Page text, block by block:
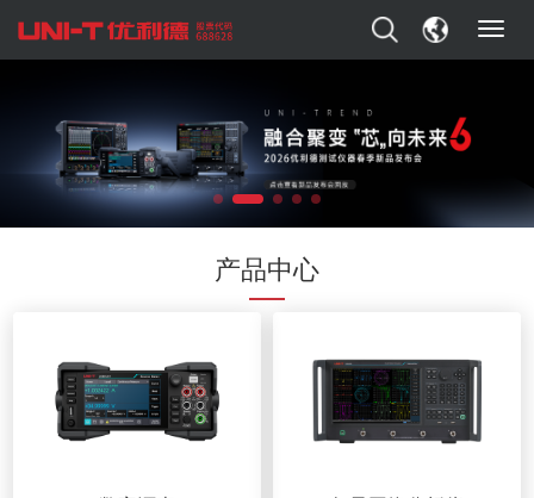
T
o
a
v
产品中心